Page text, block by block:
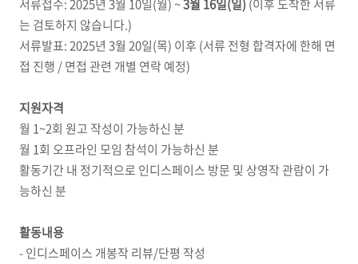
서류접수: 2025년 3월 10일(월) ~3월 16일(일)(이후 도착한 서류
는 검토하지 않습니다.)
서류발표: 2025년 3월 20일(목) 이후 (서류 전형 합격자에 한해 면
접 진행 / 면접 관련 개별 연락 예정)
지원자격
월 1~2회 원고 작성이 가능하신 분
월 1회 오프라인 모임 참석이 가능하신 분
활동기간 내 정기적으로 인디스페이스 방문 및 상영작 관람이 가
능하신 분
활동내용
- 인디스페이스 개봉작 리뷰/단평 작성